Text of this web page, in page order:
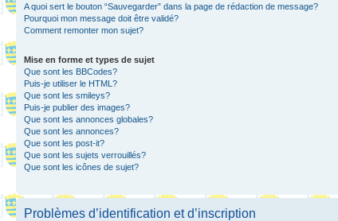
A quoi sert le bouton “Sauvegarder” dans la page de rédaction de message?
Pourquoi mon message doit être validé?
Comment remonter mon sujet?
Mise en forme et types de sujet
Que sont les BBCodes?
Puis-je utiliser le HTML?
Que sont les smileys?
Puis-je publier des images?
Que sont les annonces globales?
Que sont les annonces?
Que sont les post-it?
Que sont les sujets verrouillés?
Que sont les icônes de sujet?
Problèmes d’identification et d’inscription